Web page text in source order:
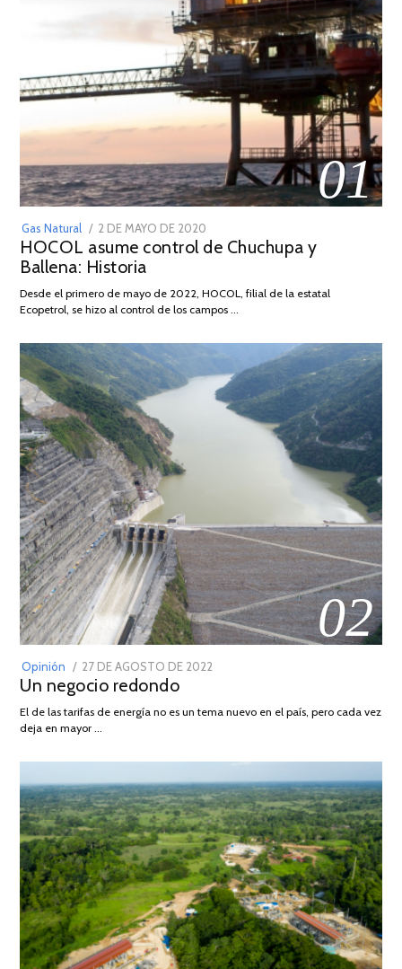
01
Gas Natural
POSTED
ON
2 DE MAYO DE 2020
DE
2026
HOCOL asume control de Chuchupa y
Ballena: Historia
Desde el primero de mayo de 2022, HOCOL, filial de la estatal
Ecopetrol, se hizo al control de los campos …
02
Opinión
POSTED
ON
27 DE AGOSTO DE 2022
DE
Un negocio redondo
El de las tarifas de energía no es un tema nuevo en el país, pero cada vez
deja en mayor …